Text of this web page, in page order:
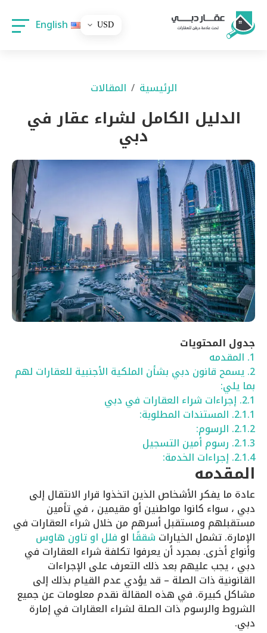
English
الرئيسية المقالات
الدليل الكامل لشراء عقار في
دبي
جدول المحتويات
1. المقدمه
2. يسمح قانون دبي بشأن الملكية الأجنبية للعقارات لهم
بما يلي:
2.1. إجراءات شراء العقارات في دبي
2.1.1. المستندات المطلوبة:
2.1.2. الرسوم:
2.1.3. رسوم أمين التسجيل
2.1.4. إجراءات الخدمة:
المقدمه
عادة ما يفكر الأشخاص الذين اتخذوا قرار الانتقال إلى
دبي ، سواء كانوا مواطنين أو مقيمين ، في تأمين
مستقبلهم ومستقبل أسرهم من خلال شراء العقارات في
الإمارة. تشمل الخيارات شققًا او فلل او تاون هاوس
وأنواع أخرى. بمجرد أن يعرفوا تكلفة شراء العقارات في
دبي ، يجب عليهم بعد ذلك التعرف على الإجراءات
القانونية ذات الصلة – قد يؤدي عدم القيام بذلك إلى
مشاكل كبيرة. في هذه المقالة نقدم معلومات عن جميع
الشروط والرسوم ذات الصلة لشراء العقارات في إمارة
دبي.